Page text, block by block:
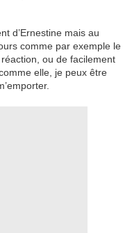
d’Ernestine mais au
comme par exemple le
ou de facilement
elle, je peux être